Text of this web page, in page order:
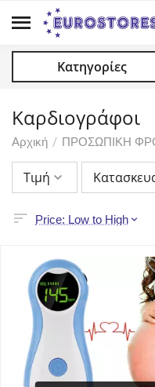
Κατηγορίες
Καρδιογράφοι
Αρχική / ΠΡΟΣΩΠΙΚΗ
Τιμή
Price: Low to High